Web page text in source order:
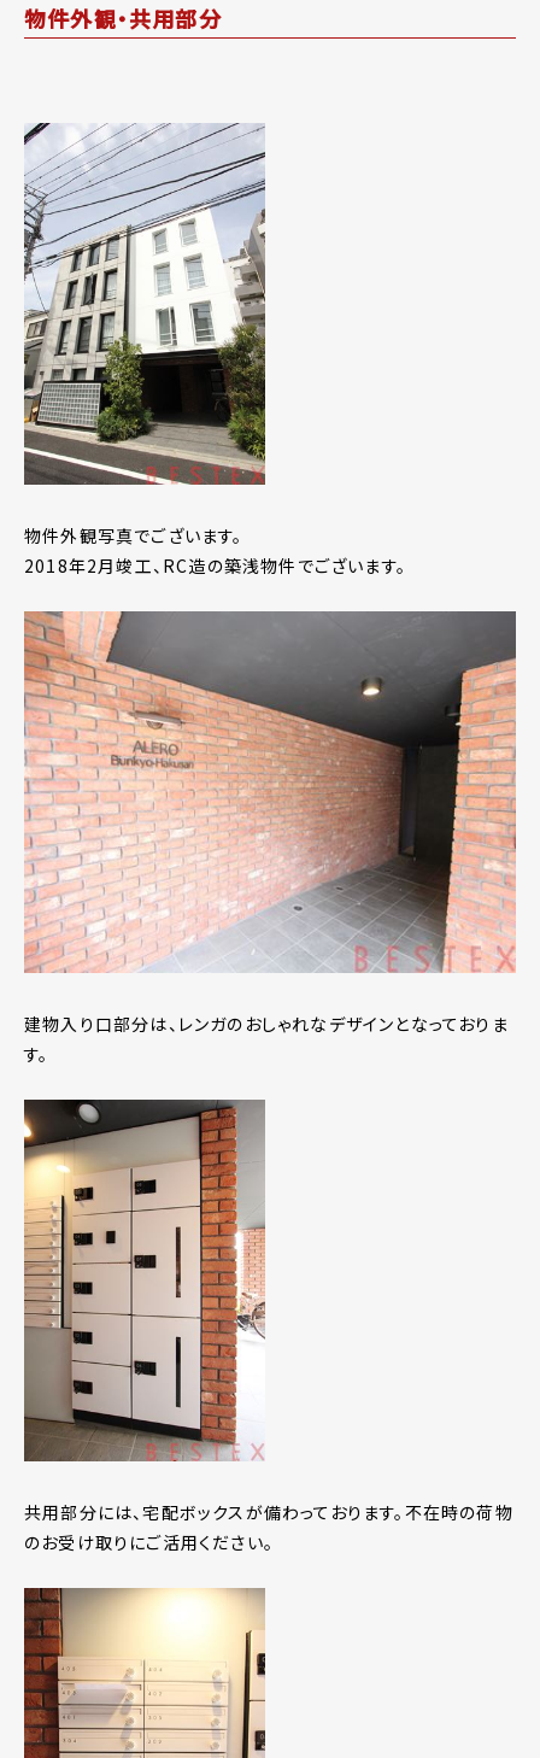
物件外観・共用部分
物件外観写真でございます。
2018年2月竣工、RC造の築浅物件でございます。
建物入り口部分は、レンガのおしゃれなデザインとなっておりま
す。
共用部分には、宅配ボックスが備わっております。不在時の荷物
のお受け取りにご活用ください。